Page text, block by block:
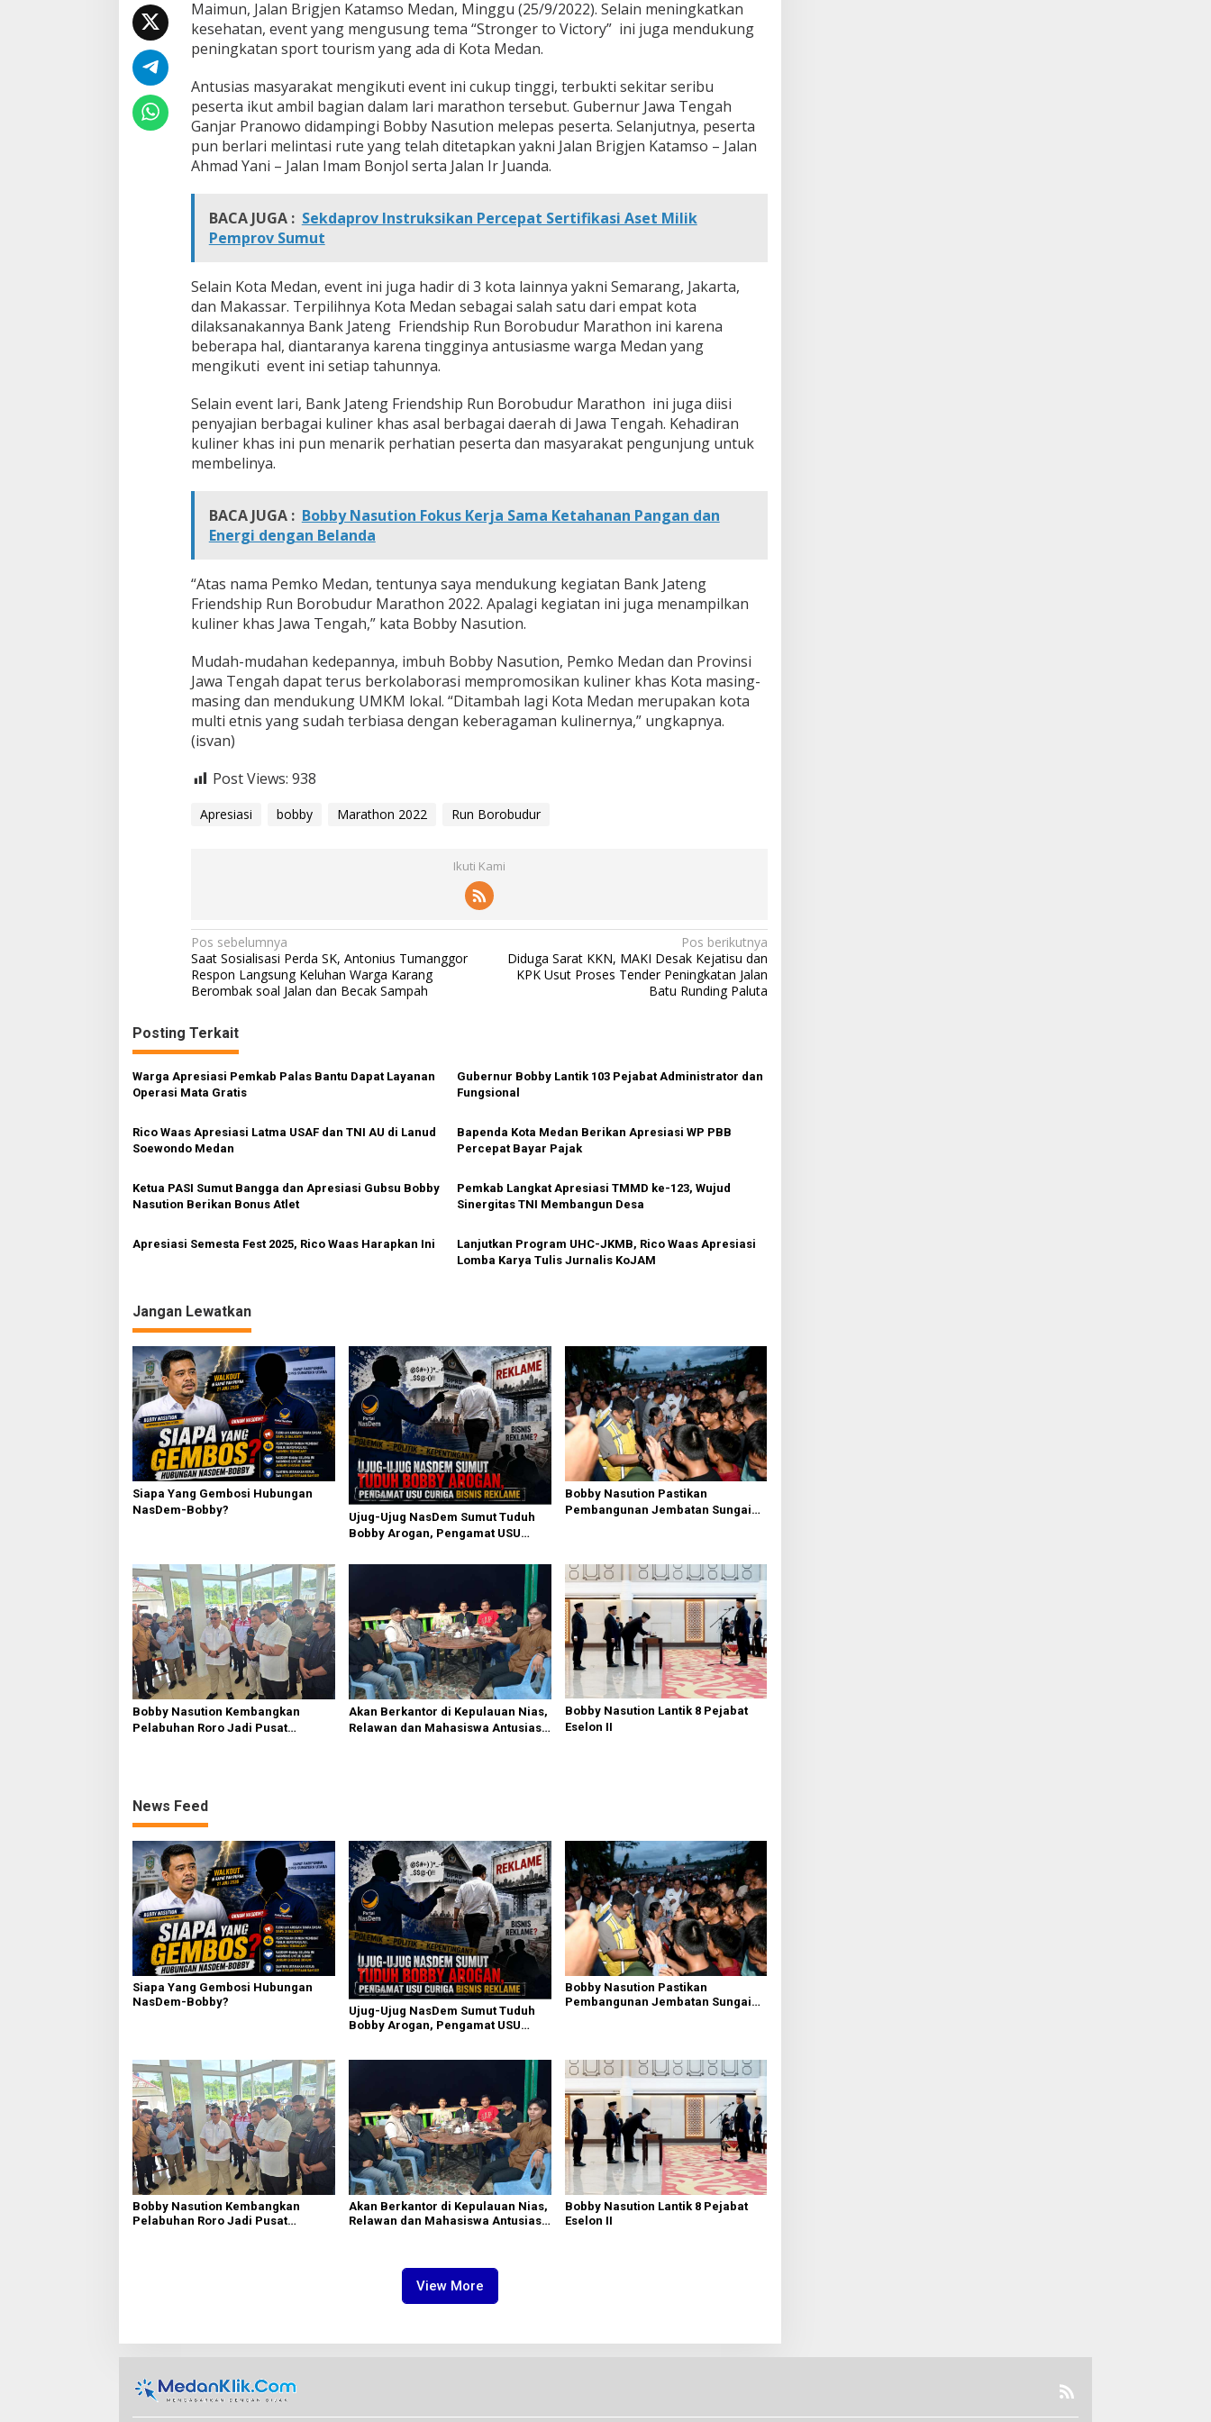
M
a
r
t
h
o
n
2
0
Maimun, Jalan Brigjen Katamso Medan, Minggu (25/9/2022). Selain meningkatkan
kesehatan, event yang mengusung tema “Stronger to Victory” ini juga mendukung
peningkatan sport tourism yang ada di Kota Medan.
Antusias masyarakat mengikuti event ini cukup tinggi, terbukti sekitar seribu
peserta ikut ambil bagian dalam lari marathon tersebut. Gubernur Jawa Tengah
Ganjar Pranowo didampingi Bobby Nasution melepas peserta. Selanjutnya, peserta
pun berlari melintasi rute yang telah ditetapkan yakni Jalan Brigjen Katamso – Jalan
Ahmad Yani – Jalan Imam Bonjol serta Jalan Ir Juanda.
BACA JUGA : Sekdaprov Instruksikan Percepat Sertifikasi Aset Milik
Pemprov Sumut
Selain Kota Medan, event ini juga hadir di 3 kota lainnya yakni Semarang, Jakarta,
dan Makassar. Terpilihnya Kota Medan sebagai salah satu dari empat kota
dilaksanakannya Bank Jateng Friendship Run Borobudur Marathon ini karena
beberapa hal, diantaranya karena tingginya antusiasme warga Medan yang
mengikuti event ini setiap tahunnya.
Selain event lari, Bank Jateng Friendship Run Borobudur Marathon ini juga diisi
penyajian berbagai kuliner khas asal berbagai daerah di Jawa Tengah. Kehadiran
kuliner khas ini pun menarik perhatian peserta dan masyarakat pengunjung untuk
membelinya.
BACA JUGA : Bobby Nasution Fokus Kerja Sama Ketahanan Pangan dan
Energi dengan Belanda
“Atas nama Pemko Medan, tentunya saya mendukung kegiatan Bank Jateng
Friendship Run Borobudur Marathon 2022. Apalagi kegiatan ini juga menampilkan
kuliner khas Jawa Tengah,” kata Bobby Nasution.
Mudah-mudahan kedepannya, imbuh Bobby Nasution, Pemko Medan dan Provinsi
Jawa Tengah dapat terus berkolaborasi mempromosikan kuliner khas Kota masing-
masing dan mendukung UMKM lokal. “Ditambah lagi Kota Medan merupakan kota
multi etnis yang sudah terbiasa dengan keberagaman kulinernya,” ungkapnya.
(isvan)
Post Views: 938
Apresiasi bobby Marathon 2022 Run Borobudur
Ikuti Kami
N
a
v
i
g
a
s
i
p
s
Pos sebelumnya
Saat Sosialisasi Perda SK, Antonius Tumanggor
Respon Langsung Keluhan Warga Karang
Berombak soal Jalan dan Becak Sampah
Pos berikutnya
Diduga Sarat KKN, MAKI Desak Kejatisu dan
KPK Usut Proses Tender Peningkatan Jalan
Batu Runding Paluta
Posting Terkait
Warga Apresiasi Pemkab Palas Bantu Dapat Layanan
Operasi Mata Gratis
Gubernur Bobby Lantik 103 Pejabat Administrator dan
Fungsional
Rico Waas Apresiasi Latma USAF dan TNI AU di Lanud
Soewondo Medan
Bapenda Kota Medan Berikan Apresiasi WP PBB
Percepat Bayar Pajak
Ketua PASI Sumut Bangga dan Apresiasi Gubsu Bobby
Nasution Berikan Bonus Atlet
Pemkab Langkat Apresiasi TMMD ke-123, Wujud
Sinergitas TNI Membangun Desa
Apresiasi Semesta Fest 2025, Rico Waas Harapkan Ini
Lanjutkan Program UHC-JKMB, Rico Waas Apresiasi
Lomba Karya Tulis Jurnalis KoJAM
Jangan Lewatkan
Siapa Yang Gembosi Hubungan
NasDem-Bobby?
Ujug-Ujug NasDem Sumut Tuduh
Bobby Arogan, Pengamat USU
Bobby Nasution Pastikan
Pembangunan Jembatan Sungai
Bobby Nasution Kembangkan
Pelabuhan Roro Jadi Pusat
Akan Berkantor di Kepulauan Nias,
Relawan dan Mahasiswa Antusias
Bobby Nasution Lantik 8 Pejabat
Eselon II
News Feed
Siapa Yang Gembosi Hubungan
NasDem-Bobby?
Ujug-Ujug NasDem Sumut Tuduh
Bobby Arogan, Pengamat USU
Bobby Nasution Pastikan
Pembangunan Jembatan Sungai
Bobby Nasution Kembangkan
Pelabuhan Roro Jadi Pusat
Akan Berkantor di Kepulauan Nias,
Relawan dan Mahasiswa Antusias
Bobby Nasution Lantik 8 Pejabat
Eselon II
View More